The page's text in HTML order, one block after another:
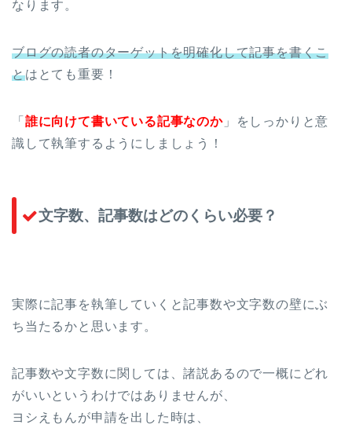
なります。
ブログの読者のターゲットを明確化して記事を書くこ
とはとても重要！
「 誰に向けて書いている記事なのか」をしっかりと意
識して執筆するようにしましょう！
文字数、記事数はどのくらい必要？
実際に記事を執筆していくと記事数や文字数の壁にぶ
ち当たるかと思います。
記事数や文字数に関しては、諸説あるので一概にどれ
がいいというわけではありませんが、
ヨシえもんが申請を出した時は、